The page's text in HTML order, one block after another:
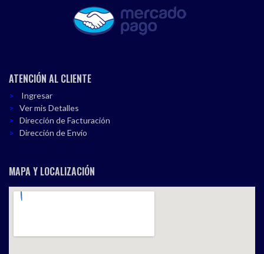
ATENCIÓN AL CLIENTE
Ingresar
Ver mis Detalles
Dirección de Facturación
Dirección de Envío
MAPA Y LOCALIZACIÓN